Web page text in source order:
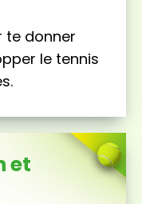
te donner
le tennis
et